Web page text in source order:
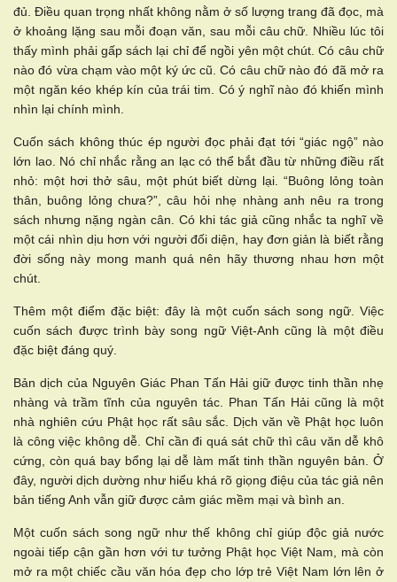
đủ. Điều quan trọng nhất không nằm ở số lượng trang đã đọc, mà
ở khoảng lặng sau mỗi đoạn văn, sau mỗi câu chữ. Nhiều lúc tôi
thấy mình phải gấp sách lại chỉ để ngồi yên một chút. Có câu chữ
nào đó vừa chạm vào một ký ức cũ. Có câu chữ nào đó đã mở ra
một ngăn kéo khép kín của trái tim. Có ý nghĩ nào đó khiến mình
nhìn lại chính mình.
Cuốn sách không thúc ép người đọc phải đạt tới “giác ngộ” nào
lớn lao. Nó chỉ nhắc rằng an lạc có thể bắt đầu từ những điều rất
nhỏ: một hơi thở sâu, một phút biết dừng lại. “Buông lỏng toàn
thân, buông lỏng chưa?”, câu hỏi nhẹ nhàng anh nêu ra trong
sách nhưng nặng ngàn cân. Có khi tác giả cũng nhắc ta nghĩ về
một cái nhìn dịu hơn với người đối diện, hay đơn giản là biết rằng
đời sống này mong manh quá nên hãy thương nhau hơn một
chút.
Thêm một điểm đặc biệt: đây là một cuốn sách song ngữ. Việc
cuốn sách được trình bày song ngữ Việt-Anh cũng là một điều
đặc biệt đáng quý.
Bản dịch của Nguyên Giác Phan Tấn Hải giữ được tinh thần nhẹ
nhàng và trầm tĩnh của nguyên tác. Phan Tấn Hải cũng là một
nhà nghiên cứu Phật học rất sâu sắc. Dịch văn về Phật học luôn
là công việc không dễ. Chỉ cần đi quá sát chữ thì câu văn dễ khô
cứng, còn quá bay bổng lại dễ làm mất tinh thần nguyên bản. Ở
đây, người dịch dường như hiểu khá rõ giọng điệu của tác giả nên
bản tiếng Anh vẫn giữ được cảm giác mềm mại và bình an.
Một cuốn sách song ngữ như thế không chỉ giúp độc giả nước
ngoài tiếp cận gần hơn với tư tưởng Phật học Việt Nam, mà còn
mở ra một chiếc cầu văn hóa đẹp cho lớp trẻ Việt Nam lớn lên ở